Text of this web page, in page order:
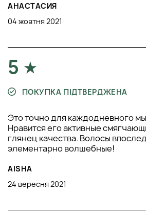
АНАСТАСИЯ
04 жовтня 2021
5
ПОКУПКА ПІДТВЕРДЖЕНА
Это точно для каждодневного
Нравится его активные
глянец качества. Волосы
элементарно волшебные!
AISHA
24 вересня 2021